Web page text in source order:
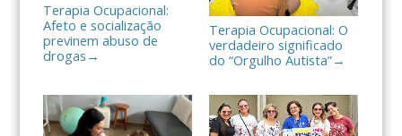
Terapia Ocupacional:
Afeto e socialização
previnem abuso de
drogas →
Terapia Ocupacional: O
verdadeiro significado
do “Orgulho Autista”→